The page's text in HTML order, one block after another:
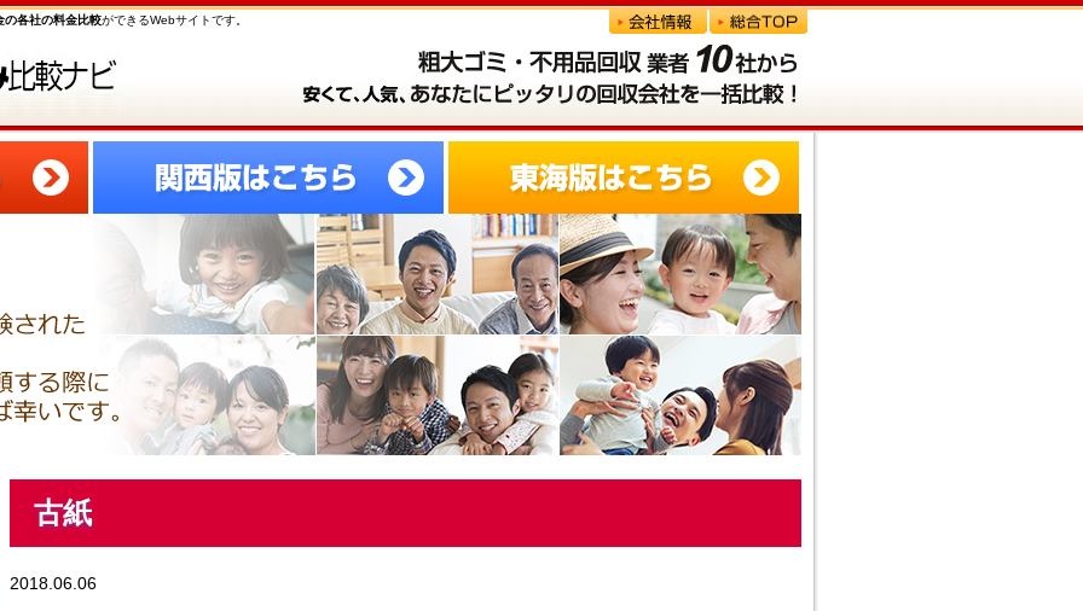
の各社の料金比較ができるWebサイトです。
古紙
2018.06.06